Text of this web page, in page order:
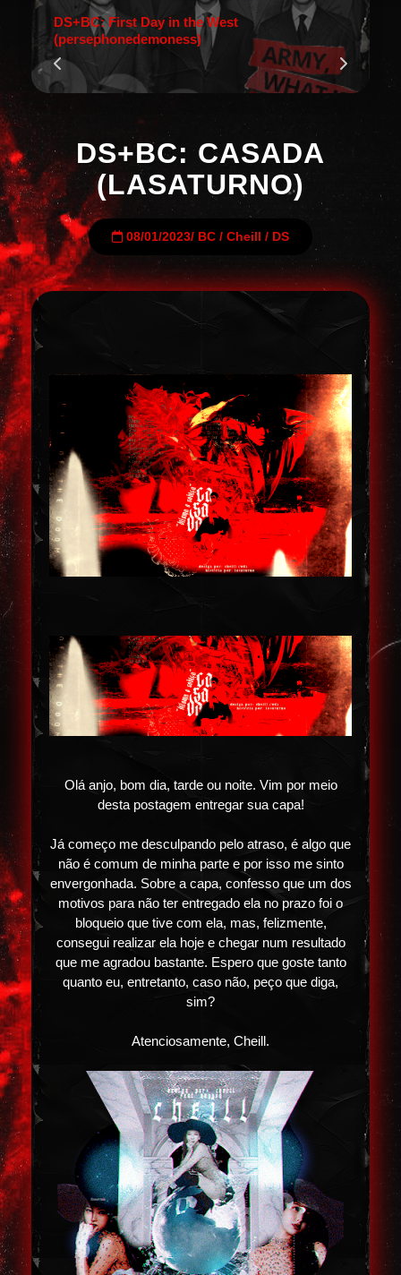
DS+BC: First Day in the West
(persephonedemoness)
DS+BC: CASADA
(LASATURNO)
08/01/2023/ BC / Cheill / DS
Olá anjo, bom dia, tarde ou noite. Vim por meio
desta postagem entregar sua capa!
Já começo me desculpando pelo atraso, é algo que
não é comum de minha parte e por isso me sinto
envergonhada. Sobre a capa, confesso que um dos
motivos para não ter entregado ela no prazo foi o
bloqueio que tive com ela, mas, felizmente,
consegui realizar ela hoje e chegar num resultado
que me agradou bastante. Espero que goste tanto
quanto eu, entretanto, caso não, peço que diga,
sim?
Atenciosamente, Cheill.